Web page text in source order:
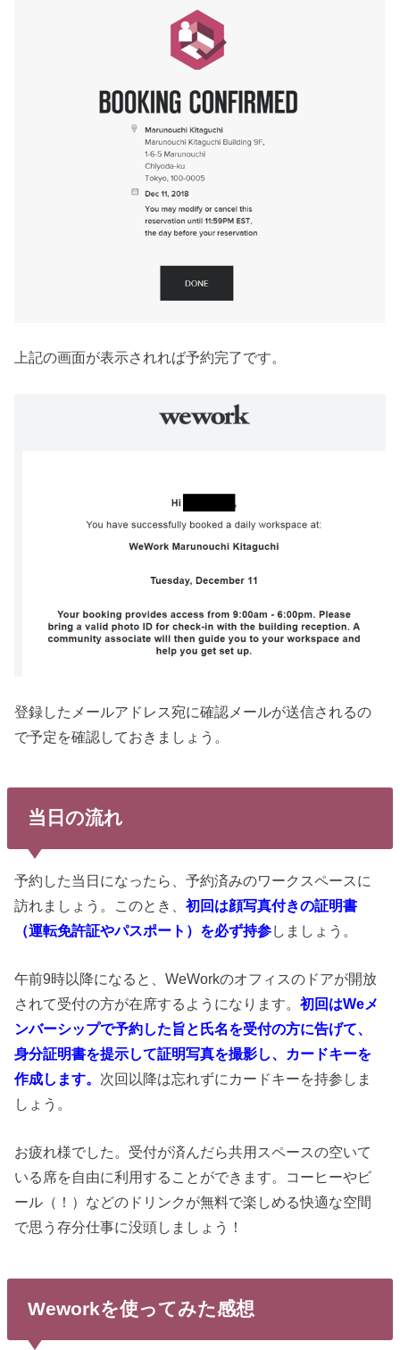
上記の画面が表示されれば予約完了です。
登録したメールアドレス宛に確認メールが送信されるの
で予定を確認しておきましょう。
当日の流れ
予約した当日になったら、予約済みのワークスペースに
訪れましょう。このとき、初回は顔写真付きの証明書
（運転免許証やパスポート）を必ず持参しましょう。
午前9時以降になると、WeWorkのオフィスのドアが開放
されて受付の方が在席するようになります。初回はWeメ
ンバーシップで予約した旨と氏名を受付の方に告げて、
身分証明書を提示して証明写真を撮影し、カードキーを
作成します。 次回以降は忘れずにカードキーを持参しま
しょう。
お疲れ様でした。受付が済んだら共用スペースの空いて
いる席を自由に利用することができます。コーヒーやビ
ール（！）などのドリンクが無料で楽しめる快適な空間
で思う存分仕事に没頭しましょう！
Weworkを使ってみた感想